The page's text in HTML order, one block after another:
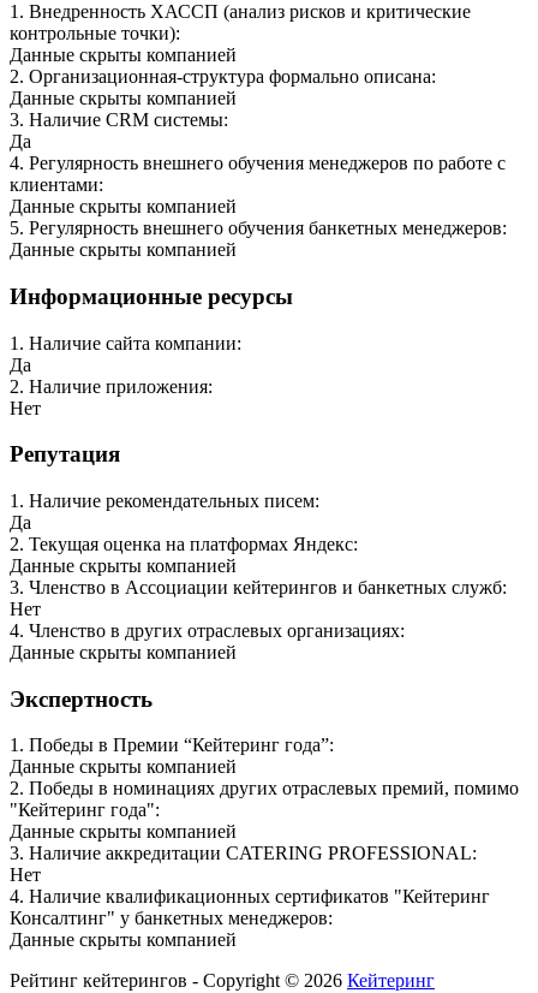
1 . Внедренность ХАССП (анализ рисков и критические
контрольные точки):
Данные скрыты компанией
2. Организационная-структура формально описана:
Данные скрыты компанией
3. Наличие CRM системы:
Да
4. Регулярность внешнего обучения менеджеров по работе с
клиентами:
Данные скрыты компанией
5. Регулярность внешнего обучения банкетных менеджеров:
Данные скрыты компанией
Информационные ресурсы
1 . Наличие сайта компании:
Да
2. Наличие приложения:
Нет
Репутация
1 . Наличие рекомендательных писем:
Да
2. Текущая оценка на платформах Яндекс:
Данные скрыты компанией
3. Членство в Ассоциации кейтерингов и банкетных служб:
Нет
4. Членство в других отраслевых организациях:
Данные скрыты компанией
Экспертность
1. Победы в Премии “Кейтеринг года”:
Данные скрыты компанией
2. Победы в номинациях других отраслевых премий, помимо
"Кейтеринг года":
Данные скрыты компанией
3. Наличие аккредитации CATERING PROFESSIONAL:
Нет
4. Наличие квалификационных сертификатов "Кейтеринг
Консалтинг" у банкетных менеджеров:
Данные скрыты компанией
Рейтинг кейтерингов - Copyright © 2026 Кейтеринг